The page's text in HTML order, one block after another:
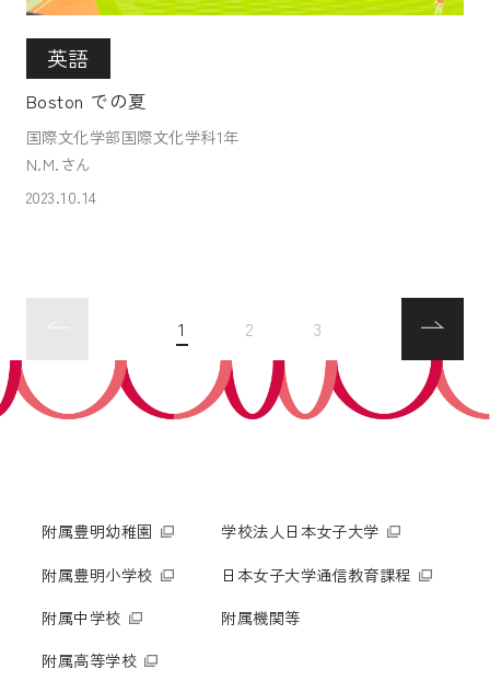
英語
Boston での夏
国際文化学部国際文化学科1年
N.M.さん
2023.10.14
1 2 3
附属豊明幼稚園
附属豊明小学校
附属中学校
附属高等学校
学校法人日本女子大学
日本女子大学通信教育課程
附属機関等